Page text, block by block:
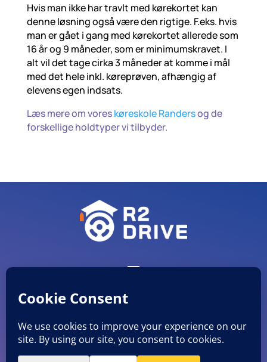
Hvis man ikke har travlt med kørekortet kan
denne løsning også være den rigtige. F.eks. hvis
man er gået i gang med kørekortet allerede som
16 år og 9 måneder, som er minimumskravet. I
alt vil det tage cirka 3 måneder at komme i mål
med det hele inkl. køreprøven, afhængig af
elevens egen indsats.
Læs mere om voreskøreskole Randersog de
forskellige holdtyper vi tilbyder.
CVR nr. 38051482
Mobil: 27846920 E-mail: info@r2drive.dk
Rådmands Boulevard 5 st.th., 8900 Randers C